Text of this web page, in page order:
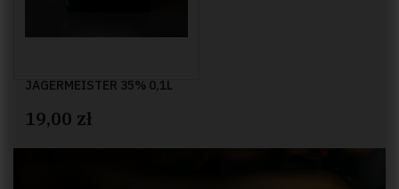
JAGERMEISTER 35% 0,1L
19,00 zł